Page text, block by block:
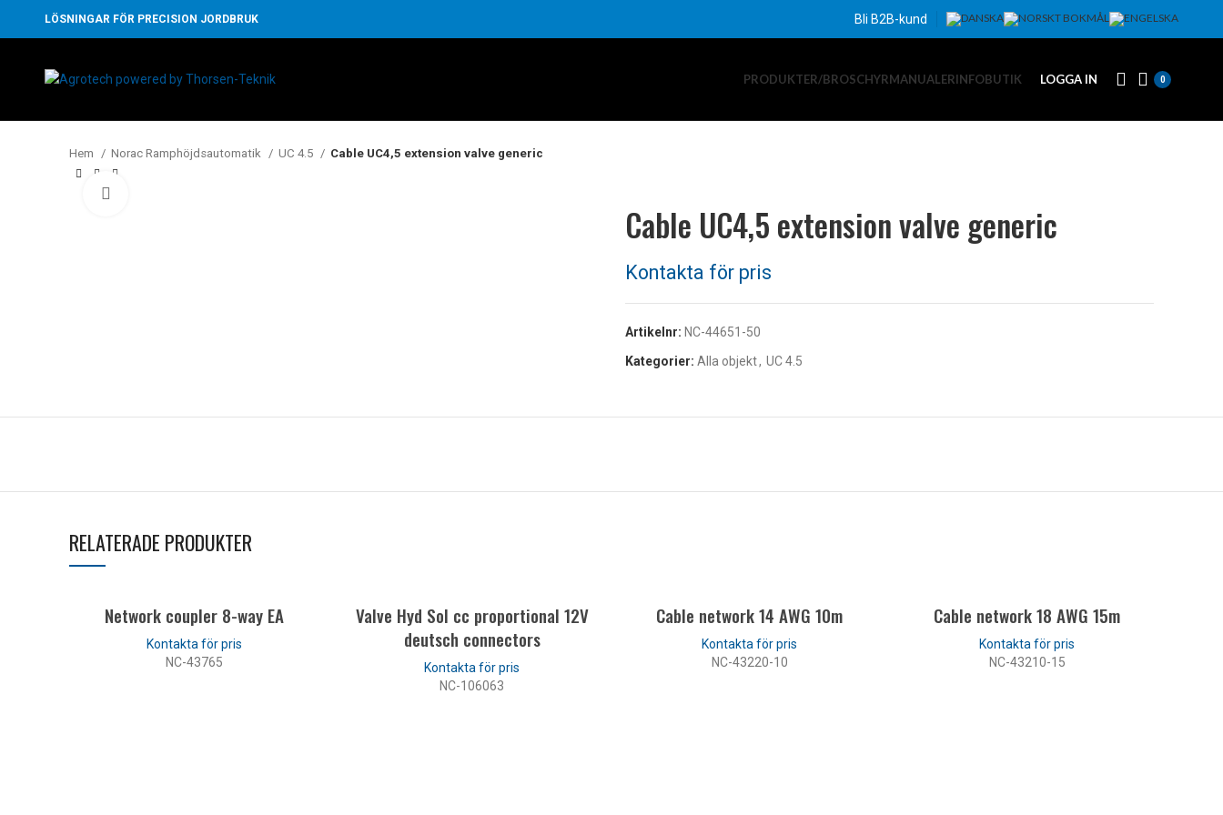
LÖSNINGAR FÖR PRECISION JORDBRUK Bli B2B-kund
PRODUKTER/BROSCHYRMANUALERINFOBUTIK LOGGA IN 0
Hem Norac Ramphöjdsautomatik UC 4.5 Cable UC4,5 extension valve generic
Cable UC4,5 extension valve generic
Artikelnr: NC-44651-50
Kategorier: Alla objekt, UC 4.5
RELATERADE PRODUKTER
Network coupler 8-way EA
NC-43765
Valve Hyd Sol cc proportional 12V
deutsch connectors
NC-106063
Cable network 14 AWG 10m
NC-43220-10
Cable network 18 AWG 15m
NC-43210-15